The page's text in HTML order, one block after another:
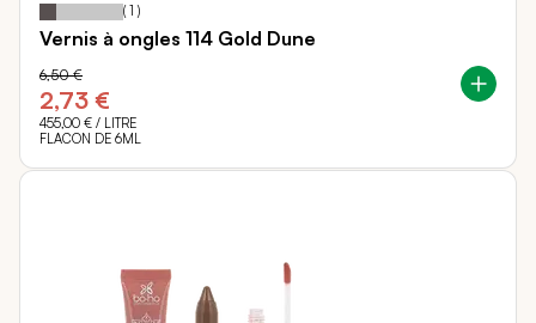
( 1 )
Vernis à ongles 114 Gold Dune
2,73 €
6,50 €
455,00 € / LITRE
FLACON DE 6ML